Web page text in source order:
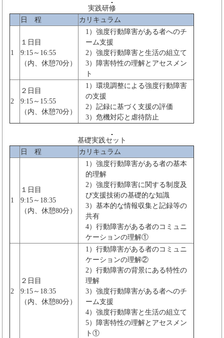
実践研修
日 程
カリキュラム
1
１日目
9:15～16:55
（内、休憩70分）
1）強度行動障害がある者へのチ
ーム支援
2）強度行動障害と生活の組立て
3）障害特性の理解とアセスメン
ト
2
２日目
9:15～15:55
（内、休憩70分）
1）環境調整による強度行動障害
の支援
2）記録に基づく支援の評価
3）危機対応と虐待防止
基礎実践セット
日 程
カリキュラム
1
１日目
9:15～18:35
（内、休憩80分）
1）強度行動障害がある者の基本
的理解
2）強度行動障害に関する制度及
び支援技術の基礎的な知識
3）基本的な情報収集と記録等の
共有
4）行動障害がある者のコミュニ
ケーションの理解①
2
２日目
9:15～18:35
（内、休憩80分）
1）行動障害がある者のコミュニ
ケーションの理解②
2）行動障害の背景にある特性の
理解
3）強度行動障害がある者へのチ
ーム支援
4）強度行動障害と生活の組立て
5）障害特性の理解とアセスメン
ト①